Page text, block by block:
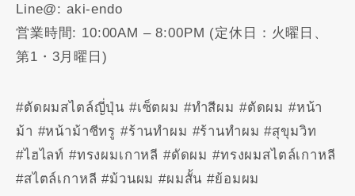
Line@: aki-endo
営業時間: 10:00AM – 8:00PM (定休日：火曜日、
第1・3月曜日)
#ตัดผมสไตล์ญี่ปุ่น #เซ็ตผม #ทำสีผม #ตัดผม #หน้า
ม้า #หน้าม้าซีทรู #ร้านทำผม #ร้านทำผม #สุขุมวิท
#ไฮไลท์ #ทรงผมเกาหลี #ดัดผม #ทรงผมสไตล์เกาหลี
#สไตล์เกาหลี #ม้วนผม #ผมสั้น #ย้อมผม